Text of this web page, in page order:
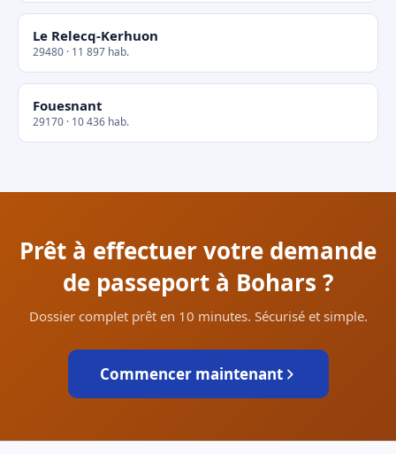
Le Relecq-Kerhuon
29480 · 11 897 hab.
Fouesnant
29170 · 10 436 hab.
Prêt à effectuer votre demande
de passeport à Bohars ?
Dossier complet prêt en 10 minutes. Sécurisé et simple.
Commencer maintenant